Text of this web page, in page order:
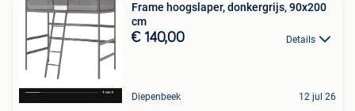
Frame hoogslaper, donkergrijs, 90x200
cm
€ 140,00 Details
Diepenbeek 12 jul 26